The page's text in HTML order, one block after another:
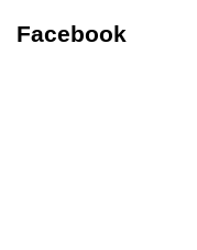
Facebook